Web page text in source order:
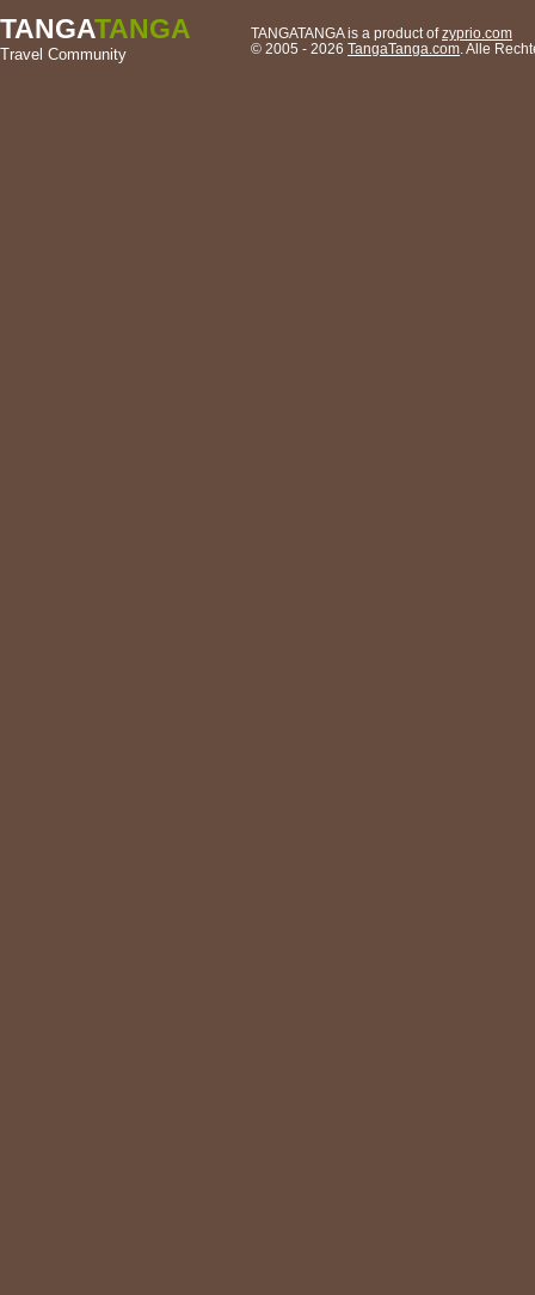
TANGATANGA
Travel Community
TANGATANGA is a product ofzyprio.com
© 2005 - 2026 TangaTanga.com . Alle